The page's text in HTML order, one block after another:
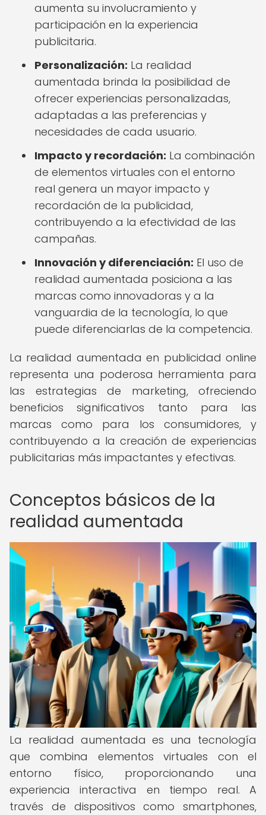
aumenta su involucramiento y
participación en la experiencia
publicitaria.
Personalización: La realidad
aumentada brinda la posibilidad de
ofrecer experiencias personalizadas,
adaptadas a las preferencias y
necesidades de cada usuario.
Impacto y recordación: La combinación
de elementos virtuales con el entorno
real genera un mayor impacto y
recordación de la publicidad,
contribuyendo a la efectividad de las
campañas.
Innovación y diferenciación: El uso de
realidad aumentada posiciona a las
marcas como innovadoras y a la
vanguardia de la tecnología, lo que
puede diferenciarlas de la competencia.
La realidad aumentada en publicidad online
representa una poderosa herramienta para
las estrategias de marketing, ofreciendo
beneficios significativos tanto para las
marcas como para los consumidores, y
contribuyendo a la creación de experiencias
publicitarias más impactantes y efectivas.
Conceptos básicos de la
realidad aumentada
La realidad aumentada es una tecnología
que combina elementos virtuales con el
entorno físico, proporcionando una
experiencia interactiva en tiempo real. A
través de dispositivos como smartphones,